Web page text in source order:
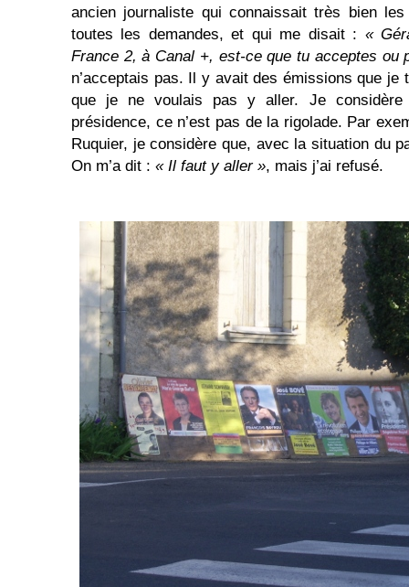
ancien journaliste qui connaissait très bien
toutes les demandes, et qui me disait : «
France 2, à Canal +, est-ce que tu acceptes ou
n’acceptais pas. Il y avait des émissions que je
que je ne voulais pas y aller. Je
présidence, ce n’est pas de la rigolade. Par
Ruquier, je considère que, avec la situation du
On m’a dit : « Il faut y aller », mais j’ai refusé.